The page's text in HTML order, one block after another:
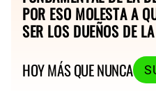
POR ESO MOLESTA A
SER LOS DUEÑOS DE
HOY MÁS QUE NUNCA